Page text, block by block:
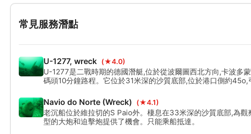
常見服務潛點
U-1277, wreck (★4.0)
U-1277是二戰時期的德國潛艇,位於從波爾圖西北方向,卡波多
碼頭10分鐘路程。它位於31米深的沙質底部,位於港口側約45o,
Navio do Norte (Wreck) (★4.1)
老沉船位於維拉切的S Paio外。棲息在33米深的沙質底部,為觀
型的大炮和迫擊炮提供了機會。只能乘船抵達。